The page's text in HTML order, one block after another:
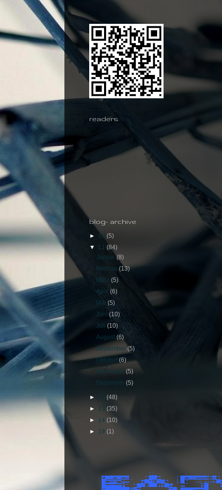
readers
blog- archive
► 10 (5)
▼ 11 (84)
Januar(8)
Februar(13)
März(5)
April(6)
Mai(5)
Juni(10)
Juli(10)
August(6)
September(5)
Oktober(6)
November(5)
Dezember(5)
►
(48)
► 13 (35)
► 14 (10)
► 19 (1)